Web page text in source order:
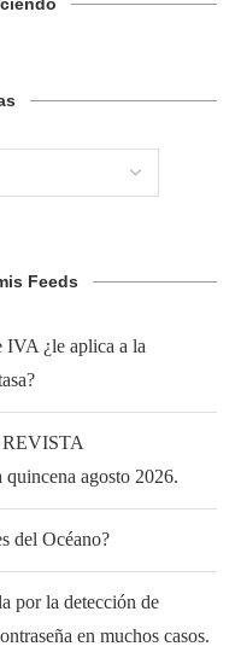
Feeds
IVA ¿le aplica a la
REVISTA
agosto 2026.
del Océano?
por la detección de
en muchos casos.